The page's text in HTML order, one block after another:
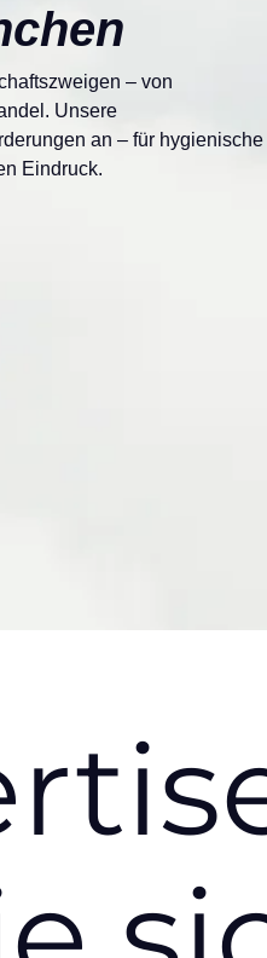
– von
Unsere
an – für hygienische
Eindruck.